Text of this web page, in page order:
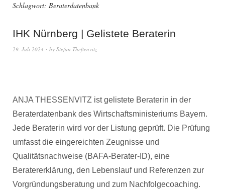
Schlagwort: Beraterdatenbank
IHK Nürnberg | Gelistete Beraterin
29. Juli 2024 by Stefan Theßenvitz
ANJA THESSENVITZ ist gelistete Beraterin in der
Beraterdatenbank des Wirtschaftsministeriums Bayern.
Jede Beraterin wird vor der Listung geprüft. Die Prüfung
umfasst die eingereichten Zeugnisse und
Qualitätsnachweise (BAFA-Berater-ID), eine
Beratererklärung, den Lebenslauf und Referenzen zur
Vorgründungsberatung und zum Nachfolgecoaching.